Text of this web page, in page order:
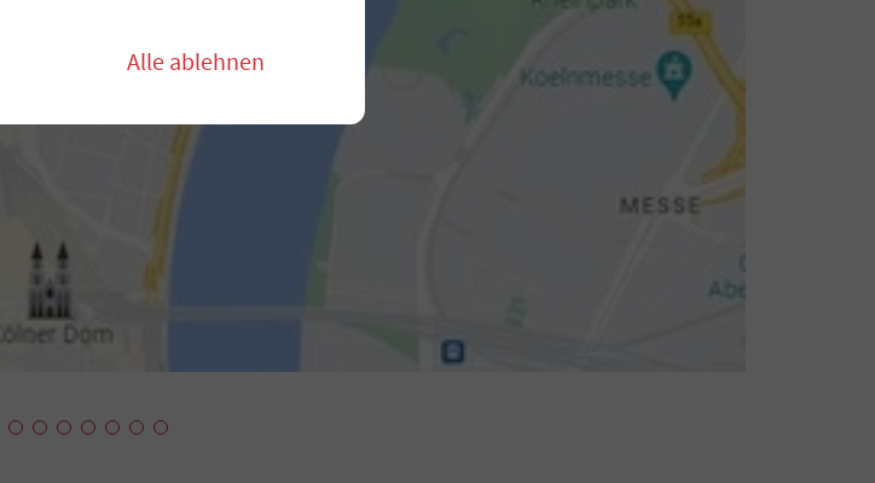
Alle ablehnen